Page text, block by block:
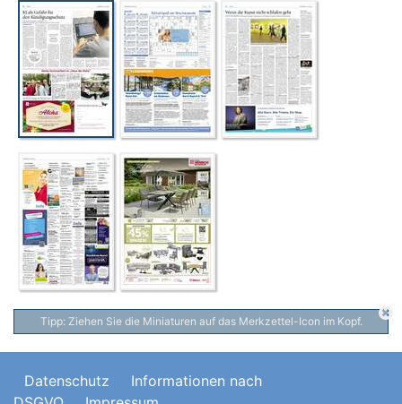
Tipp: Ziehen Sie die Miniaturen auf das Merkzettel-Icon im Kopf.
Datenschutz
Informationen nach